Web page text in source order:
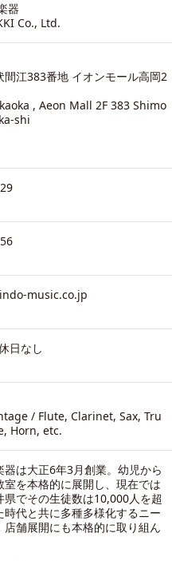
器
Co., Ltd.
間江383番地 イオンモール高岡2
, Aeon Mall 2F 383 Shimo
shi
music.co.jp
日なし
/ Flute, Clarinet, Sax, Tru
Horn, etc.
は大正6年3月創業。幼児から
室を本格的に展開し、現在では
県でその生徒数は10,000人を超
時代と共に多種多様化するニー
店舗展開にも本格的に取り組ん